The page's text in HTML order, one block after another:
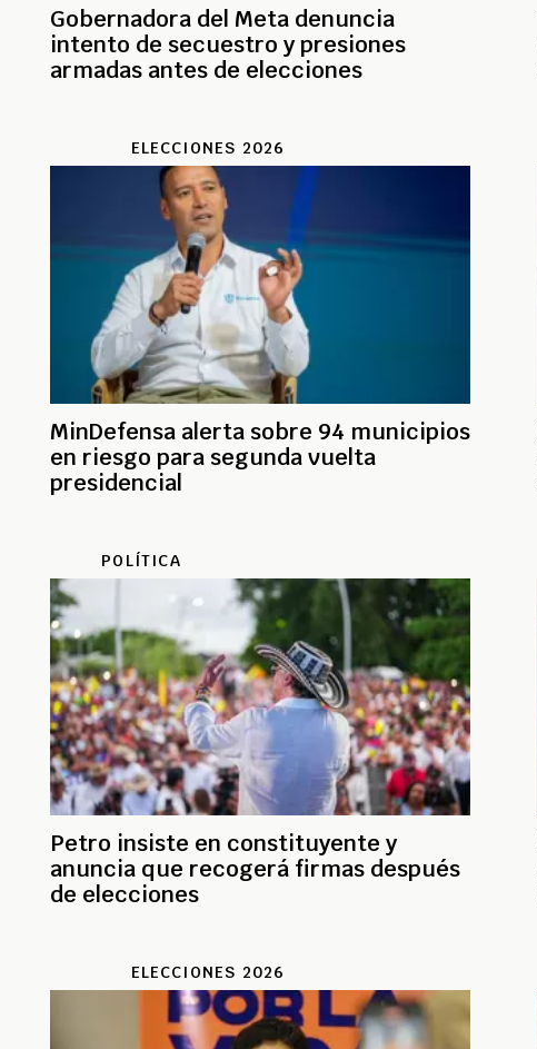
Gobernadora del Meta denuncia
intento de secuestro y presiones
armadas antes de elecciones
ELECCIONES 2026
MinDefensa alerta sobre 94 municipios
en riesgo para segunda vuelta
presidencial
POLÍTICA
Petro insiste en constituyente y
anuncia que recogerá firmas después
de elecciones
ELECCIONES 2026